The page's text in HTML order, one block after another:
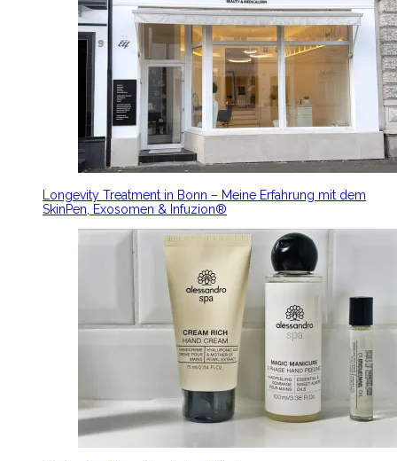
Longevity Treatment in Bonn – Meine Erfahrung mit dem
SkinPen, Exosomen & Infuzion®